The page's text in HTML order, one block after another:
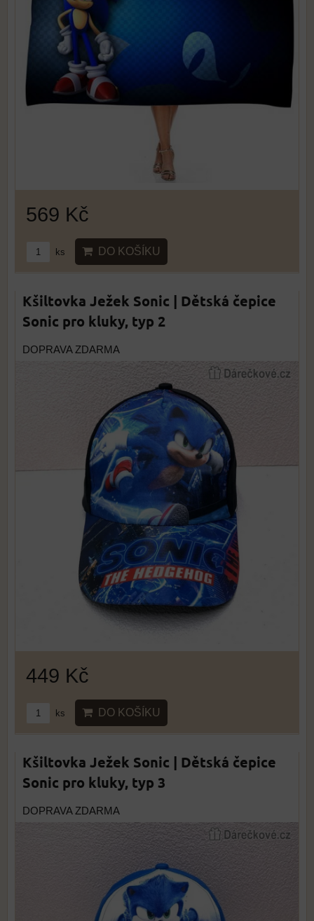
569 Kč
ks DO KOŠÍKU
Kšiltovka Ježek Sonic | Dětská čepice
Sonic pro kluky, typ 2
DOPRAVA ZDARMA
449 Kč
ks DO KOŠÍKU
Kšiltovka Ježek Sonic | Dětská čepice
Sonic pro kluky, typ 3
DOPRAVA ZDARMA